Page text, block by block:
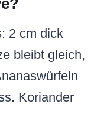
2 cm dick
bleibt gleich,
Koriander